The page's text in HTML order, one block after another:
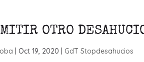
OTRO
|Oct 19, 2020 GdT Stopdesahucios